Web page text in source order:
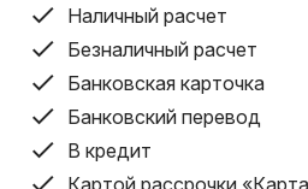
качества!!!
-Окна с системой
годы. Устройство
или частном доме.
- Надежный монтаж.
Установка окон
Наличный расчет
Безналичный расчет
Банковская карточка
Банковский перевод
В кредит
Картой рассрочки